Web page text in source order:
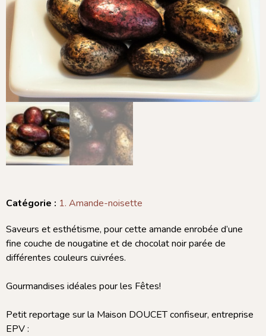
Catégorie : 1. Amande-noisette
Saveurs et esthétisme, pour cette amande enrobée d’une
fine couche de nougatine et de chocolat noir parée de
différentes couleurs cuivrées.
Gourmandises idéales pour les Fêtes!
Petit reportage sur la Maison DOUCET confiseur, entreprise
EPV :